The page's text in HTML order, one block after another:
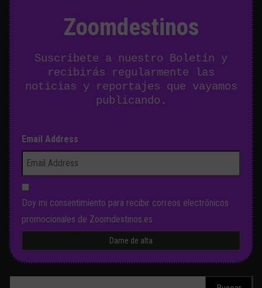
Zoomdestinos
Suscríbete a nuestro Boletín y
recibirás regularmente las
noticias y reportajes que vayamos
publicando.
Email Address
Doy mi consentimiento para recibir correos electrónicos
promocionales de Zoomdestinos.es